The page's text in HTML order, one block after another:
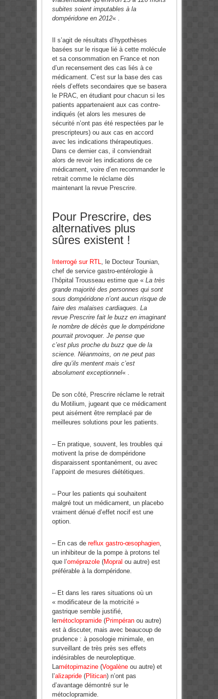
subites soient imputables à la
dompéridone en 2012« .
Il s’agit de résultats d’hypothèses
basées sur le risque lié à cette molécule
et sa consommation en France et non
d’un recensement des cas liés à ce
médicament. C’est sur la base des cas
réels d’effets secondaires que se basera
le PRAC, en étudiant pour chacun si les
patients appartenaient aux cas contre-
indiqués (et alors les mesures de
sécurité n’ont pas été respectées par le
prescripteurs) ou aux cas en accord
avec les indications thérapeutiques.
Dans ce dernier cas, il conviendrait
alors de revoir les indications de ce
médicament, voire d’en recommander le
retrait comme le réclame dès
maintenant la revue Prescrire.
Pour Prescrire, des
alternatives plus
sûres existent !
Interrogé sur RTL, le Docteur Tounian,
chef de service gastro-entérologie à
l’hôpital Trousseau estime que « La très
grande majorité des personnes qui sont
sous dompéridone n’ont aucun risque de
faire des malaises cardiaques. La
revue Prescrire fait le buzz en imaginant
le nombre de décès que le dompéridone
pourrait provoquer. Je pense que
c’est plus proche du buzz que de la
science. Néanmoins, on ne peut pas
dire qu’ils mentent mais c’est
absolument exceptionnel« .
De son côté, Prescrire réclame le retrait
du Motilium, jugeant que ce médicament
peut aisément être remplacé par de
meilleures solutions pour les patients.
– En pratique, souvent, les troubles qui
motivent la prise de dompéridone
disparaissent spontanément, ou avec
l’appoint de mesures diététiques.
– Pour les patients qui souhaitent
malgré tout un médicament, un placebo
vraiment dénué d’effet nocif est une
option.
– En cas de reflux gastro-œsophagien,
un inhibiteur de la pompe à protons tel
que l’oméprazole(Mopral ou autre) est
préférable à la dompéridone.
– Et dans les rares situations où un
« modificateur de la motricité »
gastrique semble justifié,
lemétoclopramide(Primpéranou autre)
est à discuter, mais avec beaucoup de
prudence : à posologie minimale, en
surveillant de très près ses effets
indésirables de neuroleptique.
Lamétopimazine(Vogalèneou autre) et
l’alizapride(Plitican) n’ont pas
d’avantage démontré sur le
métoclopramide.